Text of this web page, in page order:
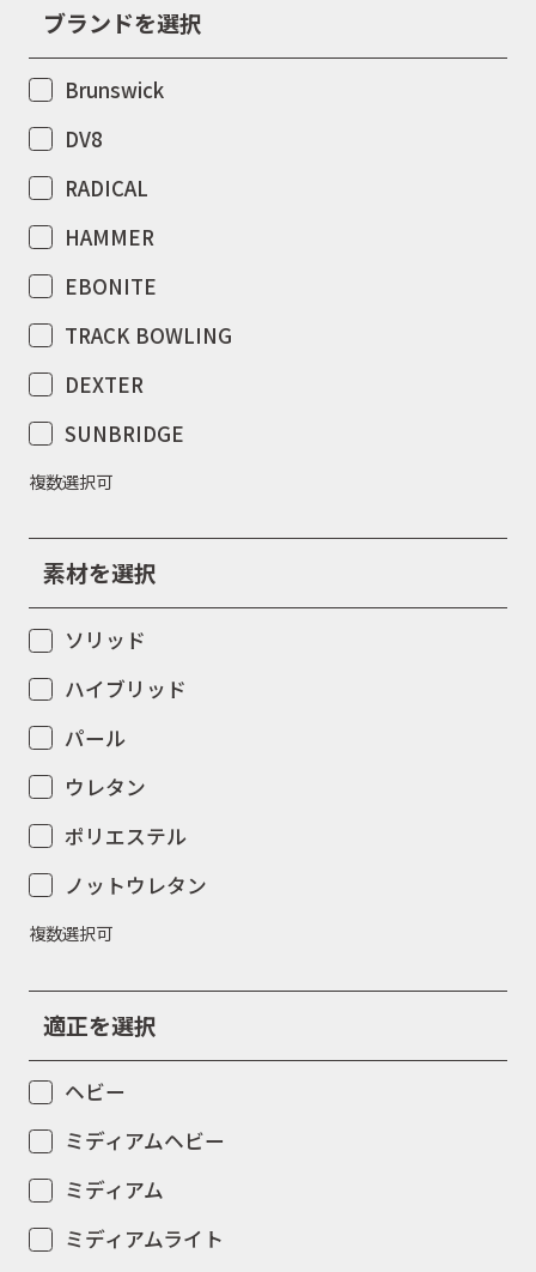
ブランドを選択
Brunswick
DV8
RADICAL
HAMMER
EBONITE
TRACK BOWLING
DEXTER
SUNBRIDGE
複数選択可
素材を選択
ソリッド
ハイブリッド
パール
ウレタン
ポリエステル
ノットウレタン
複数選択可
適正を選択
ヘビー
ミディアムヘビー
ミディアム
ミディアムライト